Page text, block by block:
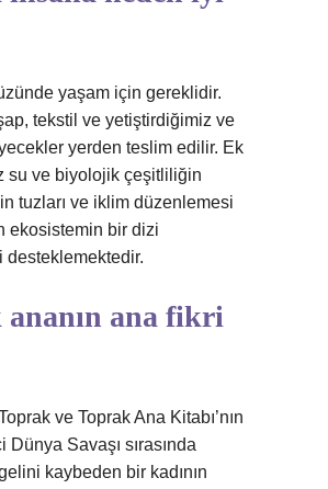
yaşam için gereklidir.
tekstil ve yetiştirdiğimiz ve
yerden teslim edilir. Ek
su ve biyolojik çeşitliliğin
tuzları ve iklim düzenlemesi
ekosistemin bir dizi
desteklemektedir.
ana fikri
ve Toprak Ana Kitabı’nın
Dünya Savaşı sırasında
kaybeden bir kadının